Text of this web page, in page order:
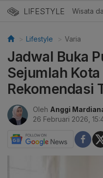
LIFESTYLE Wisata
Lifestyle Varia
Jadwal Buka
Sejumlah
Rekomendasi
Oleh Anggi
26 Februari 2026,